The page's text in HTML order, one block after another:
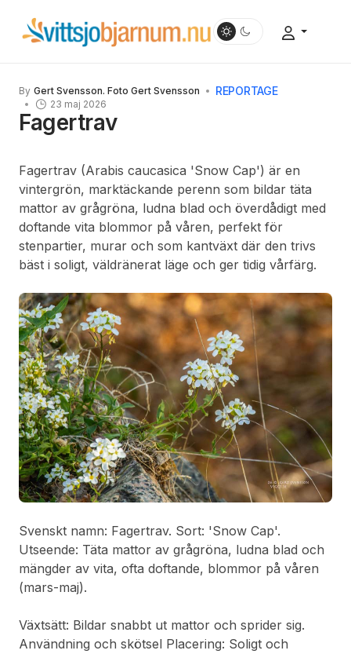
By Gert Svensson. Foto Gert Svensson REPORTAGE
23 maj 2026
Fagertrav
Fagertrav (Arabis caucasica 'Snow Cap') är en
vintergrön, marktäckande perenn som bildar täta
mattor av grågröna, ludna blad och överdådigt med
doftande vita blommor på våren, perfekt för
stenpartier, murar och som kantväxt där den trivs
bäst i soligt, väldränerat läge och ger tidig vårfärg.
Svenskt namn: Fagertrav. Sort: 'Snow Cap'.
Utseende: Täta mattor av grågröna, ludna blad och
mängder av vita, ofta doftande, blommor på våren
(mars-maj).
Växtsätt: Bildar snabbt ut mattor och sprider sig.
Användning och skötsel Placering: Soligt och